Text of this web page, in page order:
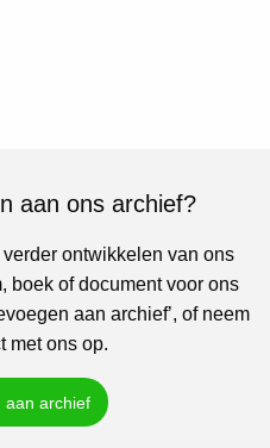
aan ons archief?
ontwikkelen van ons
boek of document voor ons
aan archief’, of neem
met ons op.
aan archief